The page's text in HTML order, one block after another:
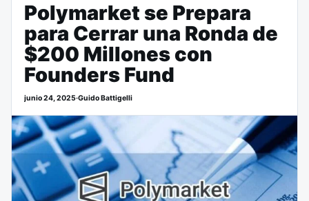
Polymarket se Prepara
para Cerrar una Ronda de
$200 Millones con
Founders Fund
junio 24, 2025·Guido Battigelli